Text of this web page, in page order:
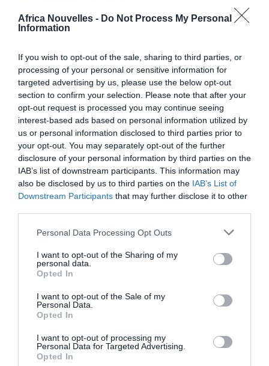
Africa Nouvelles - Do Not Process My Personal
Information
If you wish to opt-out of the sale, sharing to third parties, or
processing of your personal or sensitive information for
targeted advertising by us, please use the below opt-out
section to confirm your selection. Please note that after your
opt-out request is processed you may continue seeing
interest-based ads based on personal information utilized by
us or personal information disclosed to third parties prior to
your opt-out. You may separately opt-out of the further
disclosure of your personal information by third parties on the
IAB’s list of downstream participants. This information may
also be disclosed by us to third parties on the IAB’s List of
Downstream Participants that may further disclose it to other
Personal Data Processing Opt Outs
I want to opt-out of the Sharing of my
personal data.
Opted In
I want to opt-out of the Sale of my
Personal Data.
Opted In
I want to opt-out of processing my
Personal Data for Targeted Advertising.
Opted In
pointures jamaïcaines
(Usain Bolt et Yohan Blake), le sprinter Américain a été
partie des nominés pour l’élection de l’athlète de
l’année. Sauf que cette nomination de Justin Gatlin
heurte certaines personnalités de l’athlétisme. Le
vice-président la Fédération internationale (IAAF),
Sebastian Coe a déclaré que la nomination de Gatlin
lui posait «un gros problème».
Je n’ai pas demandé à être nominé… Je suis revenu
plus fort grâce à mon travail», a réagi Galtin qui avait
dopage.
Qu’importe, le vainqueur du 100 m de la Ligue de
Robert Harting, Champion olympique du lancer du
disque (Londres 2012) quoique «
nomination» a «demandé à être retiré de la liste
refusant de se retrouver «